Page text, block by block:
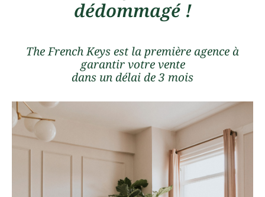
dédommagé !
The French Keys est la première agence à
garantir votre vente
dans un délai de 3 mois
VOTRE PROCHAIN